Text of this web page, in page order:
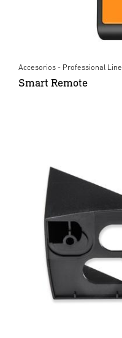
Accesorios - Professional Line
Smart Remote